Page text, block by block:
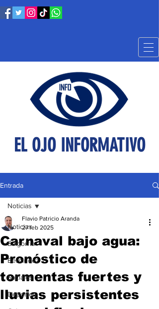
EL OJO INFORMATIVO
Entrada
Noticias
Baigorria
Bermúdez
Sociales
Deportes
Noticias
Carnaval bajo agua:
Pronóstico de
tormentas fuertes y
lluvias persistentes
Flavio Patricio Aranda
27 feb 2025